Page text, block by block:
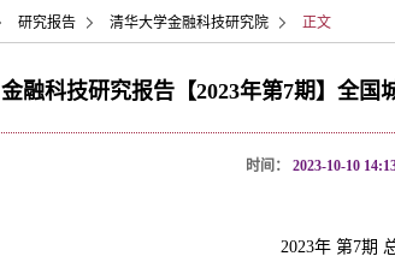
研究报告 清华大学金融科技研究院 正文
金融科技研究报告【2023年第7期】​全国
时间： 2023-10-10
2023年 第7期